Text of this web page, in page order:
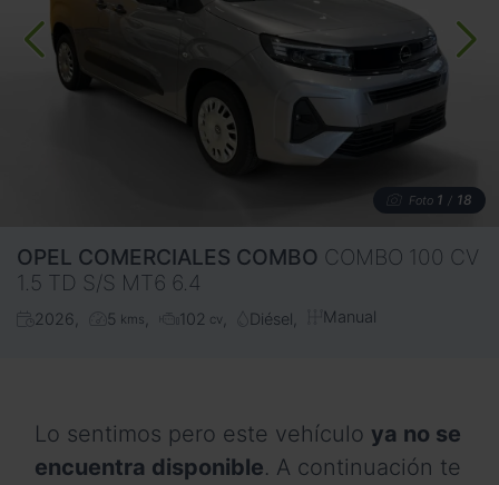
Foto 1 / 18
OPEL COMERCIALES COMBO COMBO 100 CV
1.5 TD S/S MT6 6.4
2026 5 kms 102 cv Diésel Manual
Lo sentimos pero este vehículo ya no se
encuentra disponible. A continuación te